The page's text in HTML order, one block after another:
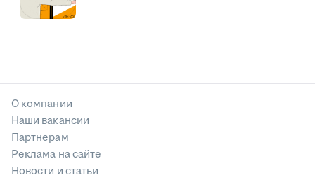
О компании
Наши вакансии
Партнерам
Реклама на сайте
Новости и статьи